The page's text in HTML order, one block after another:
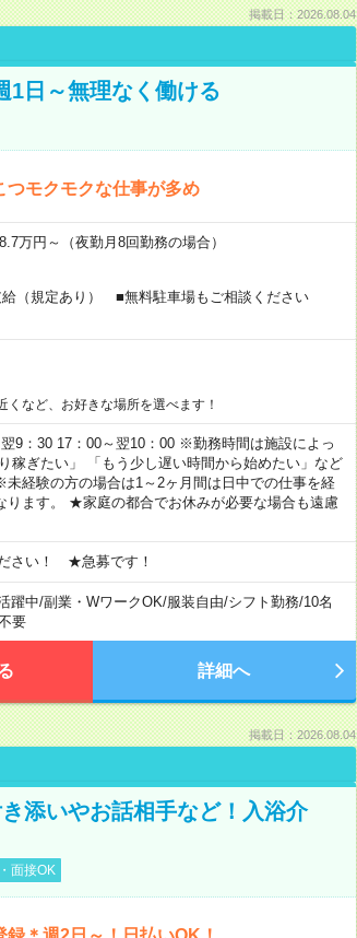
掲載日：2026.08.04
1日～無理なく働ける
モクモクな仕事が多め
万円～（夜勤月8回勤務の場合）
（規定あり） ■無料駐車場もご相談ください
など、お好きな場所を選べます！
9：30 17：00～翌10：00 ※勤務時間は施設によっ
稼ぎたい」 「もう少し遅い時間から始めたい」など
経験の方の場合は1～2ヶ月間は日中での仕事を経
ます。 ★家庭の都合でお休みが必要な場合も遠慮
さい！ ★急募です！
躍中/副業・WワークOK/服装自由/シフト勤務/10名
要
詳細へ
掲載日：2026.08.04
添いやお話相手など！入浴介
面接OK